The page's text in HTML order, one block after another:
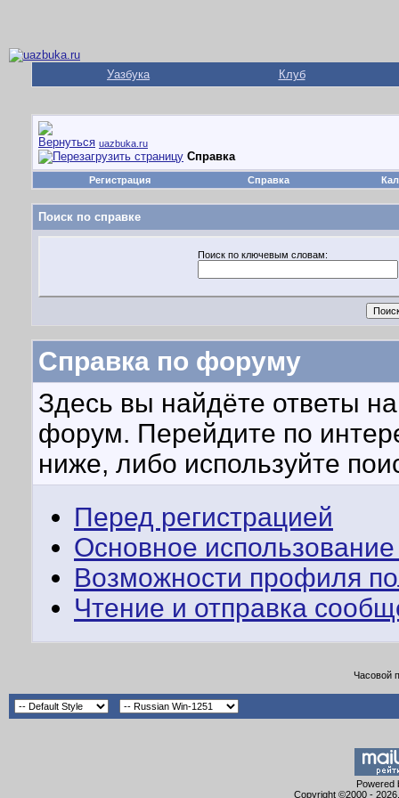
Уазбука Клуб
uazbuka.ru
Справка
Регистрация Справка
Поиск по справке
Поиск по ключевым словам:
Справка по форуму
Здесь вы найдёте ответы
форум. Перейдите по
ниже, либо используйте
Перед регистрацией
Основное
Возможности профиля
Чтение и отправка
Часовой
Powered
Copyright ©2000 -